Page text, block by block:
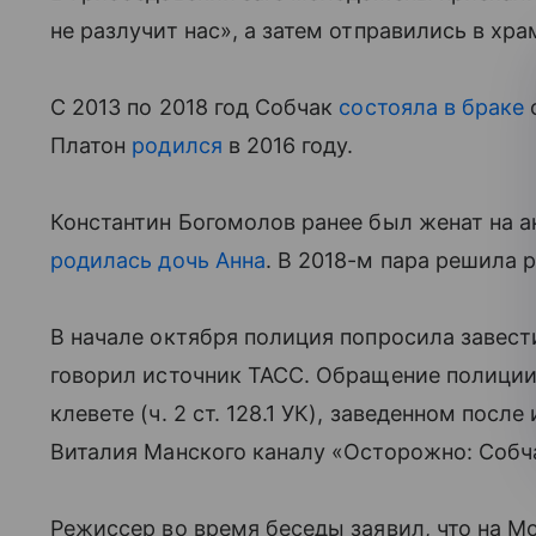
не разлучит нас», а затем отправились в
С 2013 по 2018 год Собчак состояла в браке
Платон родился в 2016 году.
Константин Богомолов ранее был женат на
родилась дочь Анна. В 2018-м пара решила
В начале октября полиция попросила
говорил источник ТАСС. Обращение
клевете (ч. 2 ст. 128.1 УК), заведенном
Виталия Манского каналу «Осторожно:
Режиссер во время беседы заявил, что на